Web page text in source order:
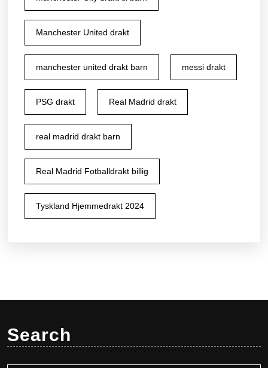
Manchester United drakt
manchester united drakt barn messi drakt
PSG drakt Real Madrid drakt
real madrid drakt barn
Real Madrid Fotballdrakt billig
Tyskland Hjemmedrakt 2024
Search